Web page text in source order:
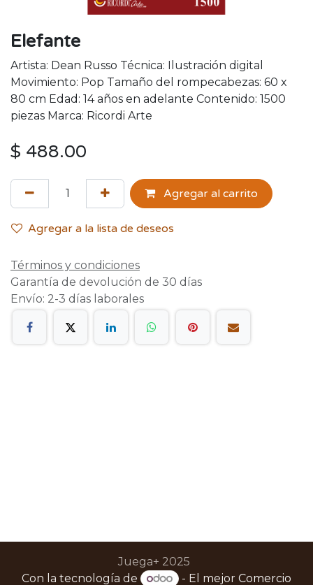
Elefante
Artista: Dean Russo Técnica: Ilustración digital
Movimiento: Pop Tamaño del rompecabezas: 60 x
80 cm Edad: 14 años en adelante Contenido: 1500
piezas Marca: Ricordi Arte
$ 488.00
Agregar al carrito
Agregar a la lista de deseos
Términos y condiciones
Garantía de devolución de 30 días
Envío: 2-3 días laborales
Juega+ 2025
Con la tecnología de
- El mejor Comercio